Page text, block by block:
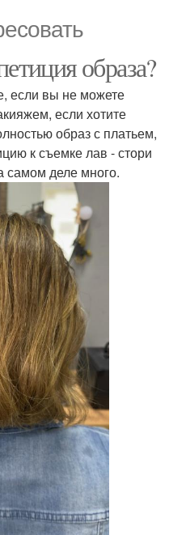
образа?
если вы не можете
если хотите
образ с платьем,
к съемке лав - стори
самом деле много.